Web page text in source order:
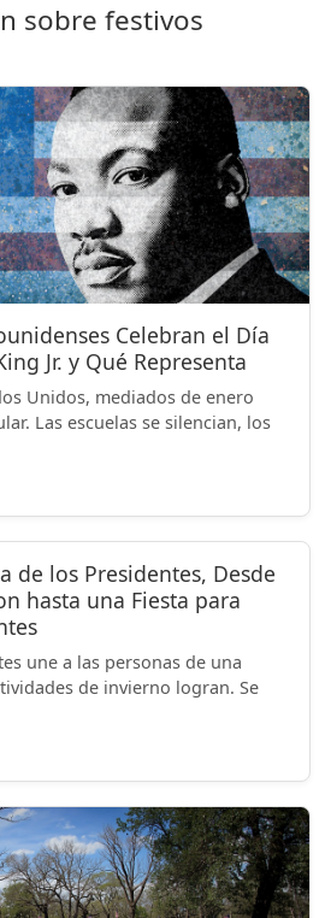
sobre festivos
Celebran el Día
Jr. y Qué Representa
Unidos, mediados de enero
Las escuelas se silencian, los
de los Presidentes, Desde
hasta una Fiesta para
une a las personas de una
de invierno logran. Se